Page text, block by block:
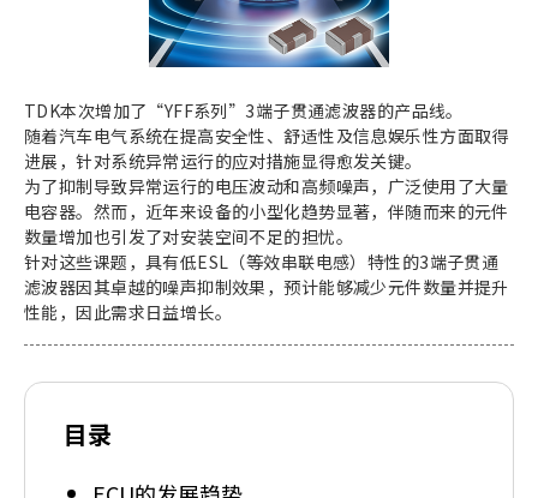
TDK本次增加了“YFF系列”3端子贯通滤波器的产品线。
随着汽车电气系统在提高安全性、舒适性及信息娱乐性方面取得
进展，针对系统异常运行的应对措施显得愈发关键。
为了抑制导致异常运行的电压波动和高频噪声，广泛使用了大量
电容器。然而，近年来设备的小型化趋势显著，伴随而来的元件
数量增加也引发了对安装空间不足的担忧。
针对这些课题，具有低ESL（等效串联电感）特性的3端子贯通
滤波器因其卓越的噪声抑制效果，预计能够减少元件数量并提升
性能，因此需求日益增长。
目录